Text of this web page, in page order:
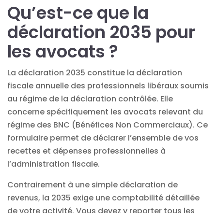
Qu’est-ce que la
déclaration 2035 pour
les avocats ?
La déclaration 2035 constitue la déclaration
fiscale annuelle des professionnels libéraux soumis
au régime de la déclaration contrôlée. Elle
concerne spécifiquement les avocats relevant du
régime des BNC (Bénéfices Non Commerciaux). Ce
formulaire permet de déclarer l’ensemble de vos
recettes et dépenses professionnelles à
l’administration fiscale.
Contrairement à une simple déclaration de
revenus, la 2035 exige une comptabilité détaillée